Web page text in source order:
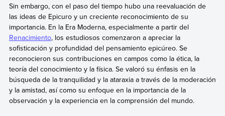
Sin embargo, con el paso del tiempo hubo una reevaluación de
las ideas de Epicuro y un creciente reconocimiento de su
importancia. En la Era Moderna, especialmente a partir del
Renacimiento, los estudiosos comenzaron a apreciar la
sofisticación y profundidad del pensamiento epicúreo. Se
reconocieron sus contribuciones en campos como la ética, la
teoría del conocimiento y la física. Se valoró su énfasis en la
búsqueda de la tranquilidad y la ataraxia a través de la moderación
y la amistad, así como su enfoque en la importancia de la
observación y la experiencia en la comprensión del mundo.